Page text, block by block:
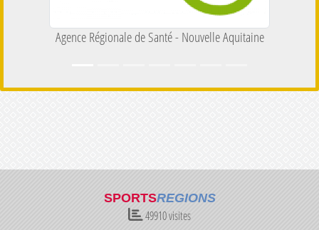
Agence Régionale de Santé - Nouvelle Aquitaine
SPORTSREGIONS
49910visites